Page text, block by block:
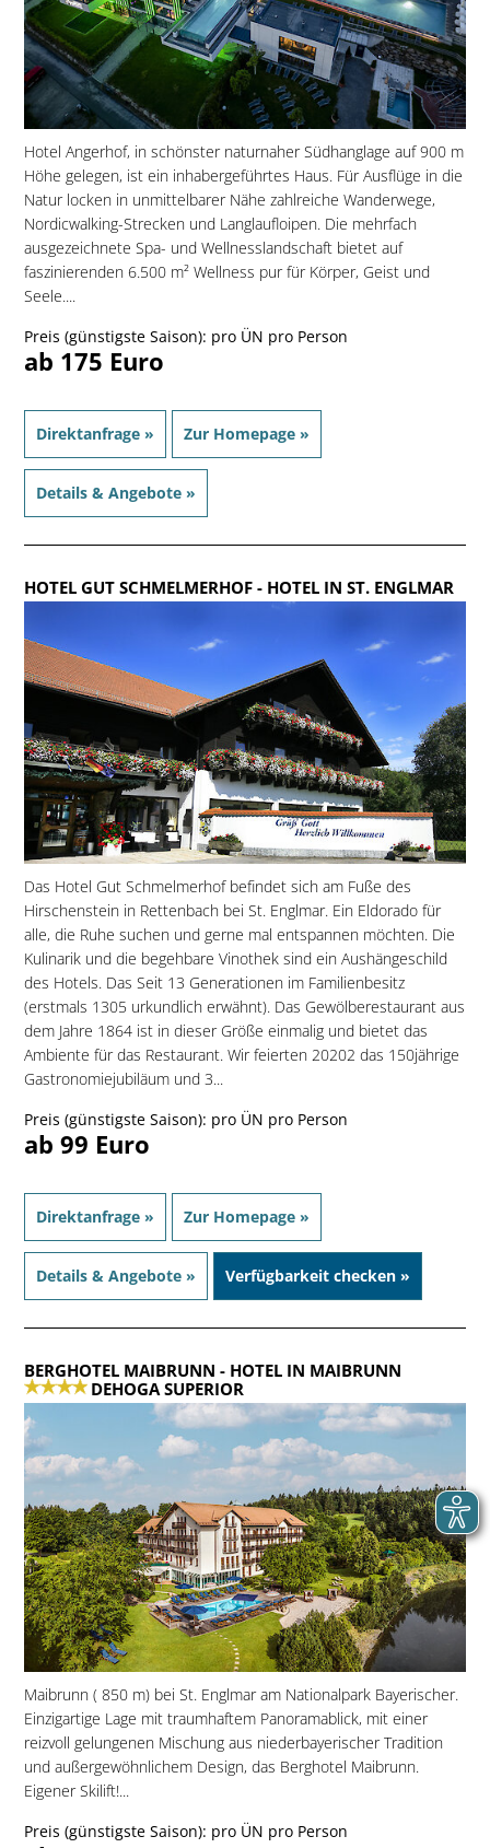
Hotel Angerhof, in schönster naturnaher Südhanglage auf 900 m
Höhe gelegen, ist ein inhabergeführtes Haus. Für Ausflüge in die
Natur locken in unmittelbarer Nähe zahlreiche Wanderwege,
Nordicwalking-Strecken und Langlaufloipen. Die mehrfach
ausgezeichnete Spa- und Wellnesslandschaft bietet auf
faszinierenden 6.500 m² Wellness pur für Körper, Geist und
Seele....
Preis (günstigste Saison): pro ÜN pro Person
ab 175 Euro
Direktanfrage » Zur Homepage »
Details & Angebote »
HOTEL GUT SCHMELMERHOF- HOTEL IN ST. ENGLMAR
Das Hotel Gut Schmelmerhof befindet sich am Fuße des
Hirschenstein in Rettenbach bei St. Englmar. Ein Eldorado für
alle, die Ruhe suchen und gerne mal entspannen möchten. Die
Kulinarik und die begehbare Vinothek sind ein Aushängeschild
des Hotels. Das Seit 13 Generationen im Familienbesitz
(erstmals 1305 urkundlich erwähnt). Das Gewölberestaurant aus
dem Jahre 1864 ist in dieser Größe einmalig und bietet das
Ambiente für das Restaurant. Wir feierten 20202 das 150jährige
Gastronomiejubiläum und 3...
Preis (günstigste Saison): pro ÜN pro Person
ab 99 Euro
Direktanfrage » Zur Homepage »
Details & Angebote » Verfügbarkeit checken »
BERGHOTEL MAIBRUNN - HOTEL IN MAIBRUNN
DEHOGA SUPERIOR
Maibrunn ( 850 m) bei St. Englmar am Nationalpark Bayerischer.
Einzigartige Lage mit traumhaftem Panoramablick, mit einer
reizvoll gelungenen Mischung aus niederbayerischer Tradition
und außergewöhnlichem Design, das Berghotel Maibrunn.
Eigener Skilift!...
Preis (günstigste Saison): pro ÜN pro Person